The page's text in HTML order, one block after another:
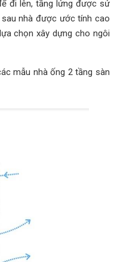
đi lên, tầng lửng được sử
nhà được ước tính cao
chọn xây dựng cho ngôi
mẫu nhà ống 2 tầng sàn